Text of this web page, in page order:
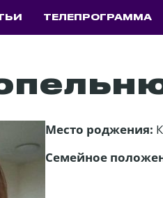
ТЕЛЕПРОГРАММА
Место роджения:
Семейное